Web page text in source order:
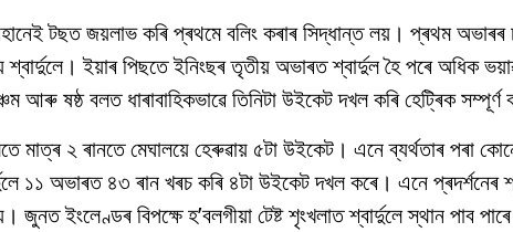
টছত জয়লাভ কৰি প্ৰথমে বলিং কৰাৰ সিদ্ধান্ত লয়। প্ৰথম অভাৰৰ
ইয়াৰ পিছতে ইনিংছৰ তৃতীয় অভাৰত শ্বাৰ্দুল হৈ পৰে অধিক
আৰু ষষ্ঠ বলত ধাৰাবাহিকভাৱে তিনিটা উইকেট দখল কৰি হেট্ৰিক সম্পূর্ণ
মাত্ৰ ২ ৰানতে মেঘালয়ে হেৰুৱায় ৫টা উইকেট। এনে ব্যৰ্থতাৰ পৰা
১১ অভাৰত ৪৩ ৰান খৰচ কৰি ৪টা উইকেট দখল কৰে। এনে প্ৰদৰ্শনেৰ
জুনত ইংলেণ্ডৰ বিপক্ষে হ’বলগীয়া টেষ্ট শৃংখলাত শ্বাৰ্দুলে স্থান পাব